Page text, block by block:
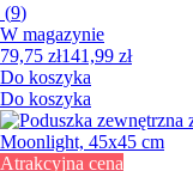
(9)
W magazynie
79,75 zł141,99 zł
Do koszyka
Do koszyka
Atrakcyjna cena